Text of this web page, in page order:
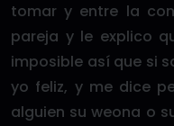
tomar y entre la
pareja y le explico
imposible así que si
yo feliz, y me dice
alguien su weona o